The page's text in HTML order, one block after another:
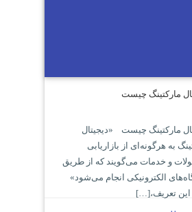
مارکتینگ چیست
مارکتینگ چیست «دیجیتال
به هرگونه‌­ای از بازاریابی
و خدمات می­‌گویند که از طریق
الکترونیکی انجام می‌­شود»
تعریف،[…]